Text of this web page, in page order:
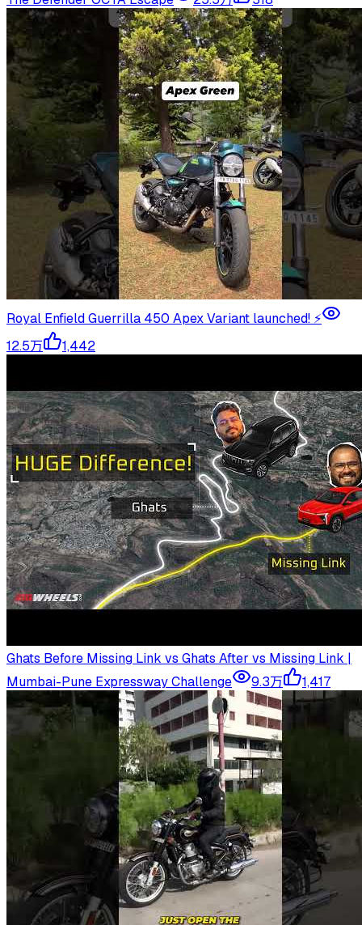
Royal Enfield Guerrilla 450 Apex Variant launched! ⚡️
12.5万
1,442
Ghats Before Missing Link vs Ghats After vs Missing Link |
Mumbai-Pune Expressway Challenge
9.3万 1,417